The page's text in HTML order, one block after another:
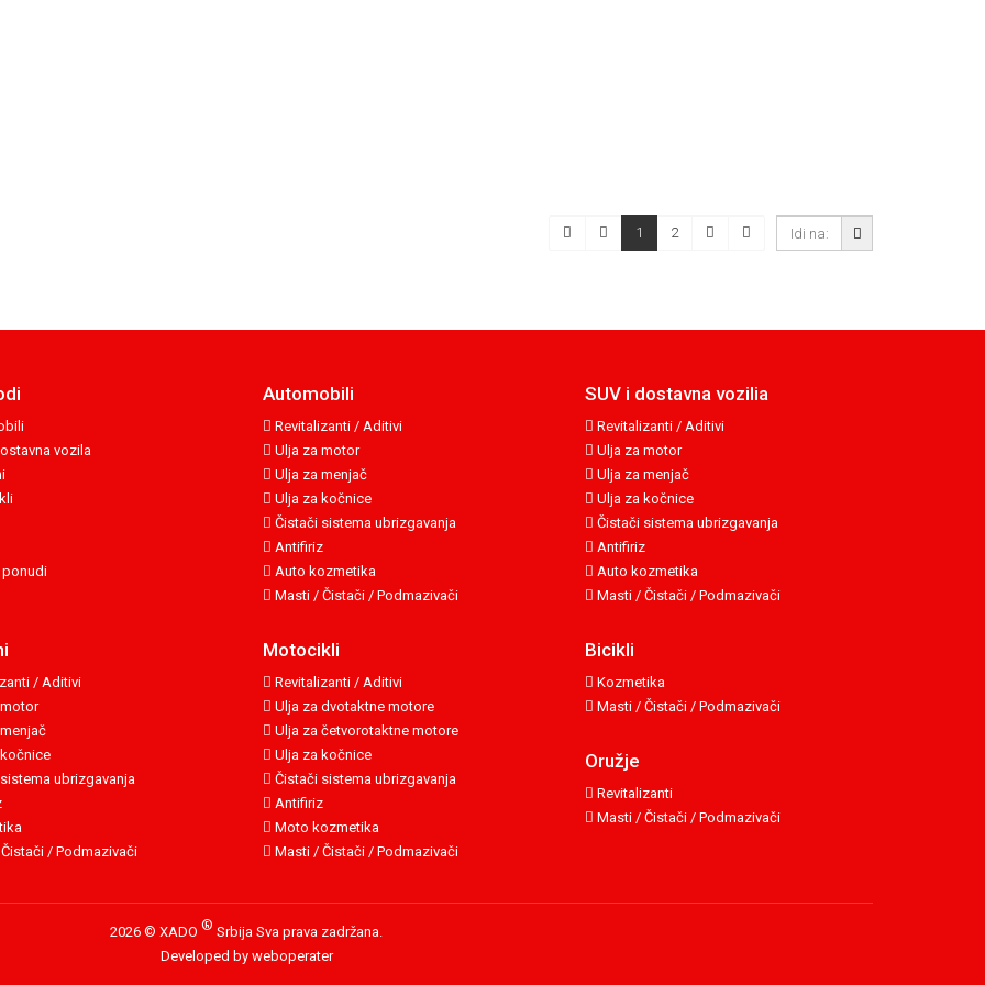
1 2
vozila
Automobili
Revitalizanti / Aditivi
Ulja za motor
Ulja za menjač
Ulja za kočnice
Čistači sistema ubrizgavanja
Antifiriz
Auto kozmetika
Masti / Čistači / Podmazivači
SUV i dostavna vozilia
Revitalizanti / Aditivi
Ulja za motor
Ulja za menjač
Ulja za kočnice
Čistači sistema ubrizgavanja
Antifiriz
Auto kozmetika
Masti / Čistači / Podmazivači
/ Aditivi
ubrizgavanja
/ Podmazivači
Motocikli
Revitalizanti / Aditivi
Ulja za dvotaktne motore
Ulja za četvorotaktne motore
Ulja za kočnice
Čistači sistema ubrizgavanja
Antifiriz
Moto kozmetika
Masti / Čistači / Podmazivači
Bicikli
Kozmetika
Masti / Čistači / Podmazivači
Oružje
Revitalizanti
Masti / Čistači / Podmazivači
2026 © XADO ® Srbija Sva prava zadržana.
Developed by weboperater